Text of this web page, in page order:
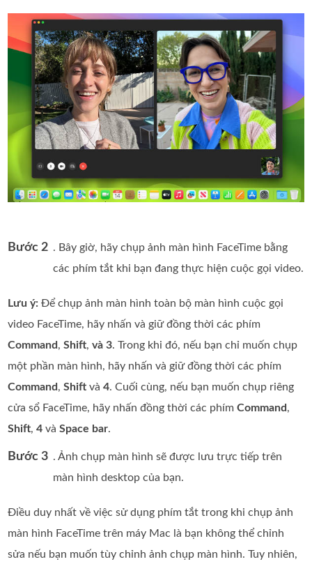
Bước 2 . Bây giờ, hãy chụp ảnh màn hình FaceTime bằng
các phím tắt khi bạn đang thực hiện cuộc gọi video.
Lưu ý: Để chụp ảnh màn hình toàn bộ màn hình cuộc gọi
video FaceTime, hãy nhấn và giữ đồng thời các phím
Command,Shift,và 3. Trong khi đó, nếu bạn chỉ muốn chụp
một phần màn hình, hãy nhấn và giữ đồng thời các phím
Command,Shift và4. Cuối cùng, nếu bạn muốn chụp riêng
cửa sổ FaceTime, hãy nhấn đồng thời các phímCommand,
Shift,4 vàSpace bar.
Bước 3 . Ảnh chụp màn hình sẽ được lưu trực tiếp trên
màn hình desktop của bạn.
Điều duy nhất về việc sử dụng phím tắt trong khi chụp ảnh
màn hình FaceTime trên máy Mac là bạn không thể chỉnh
sửa nếu bạn muốn tùy chỉnh ảnh chụp màn hình. Tuy nhiên,